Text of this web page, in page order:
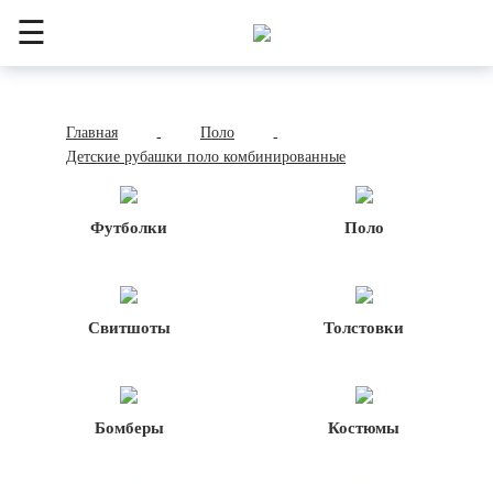
☰
Главная - Поло
-
Детские рубашки поло комбинированные
Футболки Поло
Свитшоты Толстовки
Бомберы Костюмы